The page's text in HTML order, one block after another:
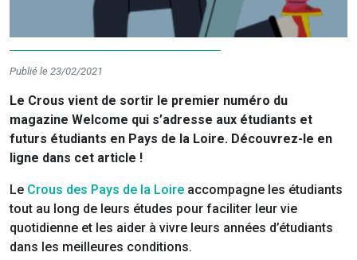
Publié le 23/02/2021
Le Crous vient de sortir le premier numéro du
magazine Welcome qui s’adresse aux étudiants et
futurs étudiants en Pays de la Loire. Découvrez-le en
ligne dans cet article !
Le Crous des Pays de la Loire accompagne les étudiants
tout au long de leurs études pour faciliter leur vie
quotidienne et les aider à vivre leurs années d’étudiants
dans les meilleures conditions.